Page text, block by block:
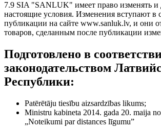
7.9 SIA "SANLUK" имеет право изменять и
настоящие условия. Изменения вступают в
публикации на сайте www.sanluk.lv, и они
товаров, сделанным после публикации
Подготовлено в
законодательством
Республики:
Patērētāju tiesību aizsardzības likums;
Ministru kabineta 2014. gada 20. maija
„Noteikumi par distances līgumu”